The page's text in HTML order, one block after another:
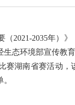
2021-2035年）
态环境部宣传教
赛湖南省赛活动，